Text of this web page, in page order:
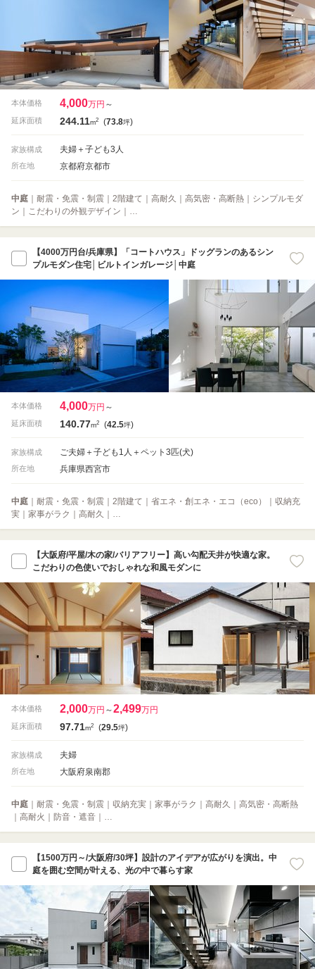
本体価格 4,000万円 ～
延床面積 244.11m2 (73.8坪)
家族構成 夫婦＋子ども3人
所在地 京都府京都市
中庭 ｜耐震・免震・制震｜2階建て｜高耐久｜高気密・高断熱｜シンプルモダ
ン｜こだわりの外観デザイン｜…
【4000万円台/兵庫県】「コートハウス」ドッグランのあるシン
プルモダン住宅│ビルトインガレージ│中庭
本体価格 4,000万円 ～
延床面積 140.77m2 (42.5坪)
家族構成 ご夫婦＋子ども1人＋ペット3匹(犬)
所在地 兵庫県西宮市
中庭 ｜耐震・免震・制震｜2階建て｜省エネ・創エネ・エコ（eco）｜収納充
実｜家事がラク｜高耐久｜…
【大阪府/平屋/木の家/バリアフリー】高い勾配天井が快適な家。
こだわりの色使いでおしゃれな和風モダンに
本体価格 2,000万円 ～2,499万円
延床面積 97.71m2 (29.5坪)
家族構成 夫婦
所在地 大阪府泉南郡
中庭 ｜耐震・免震・制震｜収納充実｜家事がラク｜高耐久｜高気密・高断熱
｜高耐火｜防音・遮音｜…
【1500万円～/大阪府/30坪】設計のアイデアが広がりを演出。中
庭を囲む空間が叶える、光の中で暮らす家